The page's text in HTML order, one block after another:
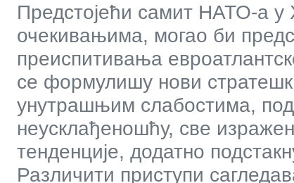
Предстојећи самит НАТО-а у
очекивањима, могао би
преиспитивања
се формулишу нови
унутрашњим слабостима,
неусклађеношћу, све
тенденције, додатно
Различити приступи